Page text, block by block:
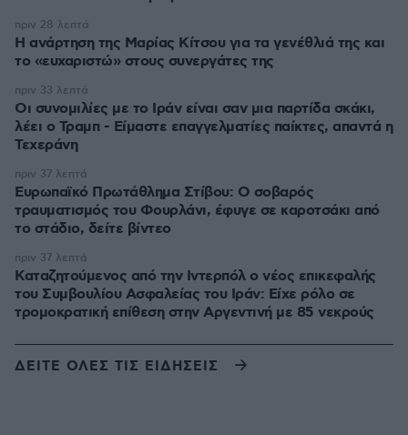
Η ανάρτηση της Μαρίας Κίτσου για τα γενέθλιά της και
το «ευχαριστώ» στους συνεργάτες της
πριν 28 λεπτά
Οι συνομιλίες με το Ιράν είναι σαν μια παρτίδα σκάκι,
λέει ο Τραμπ - Είμαστε επαγγελματίες παίκτες, απαντά η
Τεχεράνη
πριν 33 λεπτά
Ευρωπαϊκό Πρωτάθλημα Στίβου: Ο σοβαρός
τραυματισμός του Φουρλάνι, έφυγε σε καροτσάκι από
το στάδιο, δείτε βίντεο
πριν 37 λεπτά
Καταζητούμενος από την Ιντερπόλ ο νέος επικεφαλής
του Συμβουλίου Ασφαλείας του Ιράν: Είχε ρόλο σε
τρομοκρατική επίθεση στην Αργεντινή με 85 νεκρούς
πριν 37 λεπτά
ΔΕΙΤΕ ΟΛΕΣ ΤΙΣ ΕΙΔΗΣΕΙΣ